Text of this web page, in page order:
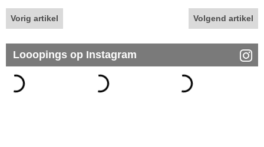
Vorig artikel Volgend artikel
Looopings op Instagram